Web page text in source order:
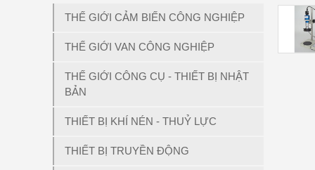
THẾ GIỚI CẢM BIẾN CÔNG NGHIỆP
THẾ GIỚI VAN CÔNG NGHIỆP
THẾ GIỚI CÔNG CỤ - THIẾT BỊ NHẬT
BẢN
THIẾT BỊ KHÍ NÉN - THUỶ LỰC
THIẾT BỊ TRUYỀN ĐỘNG